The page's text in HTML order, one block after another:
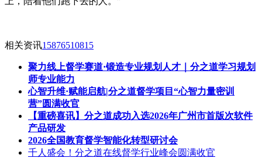
相关资讯15876510815
聚力线上督学赛道·锻造专业规划人才｜分之道学习规划
师专业能力
心智升维·赋能启航|分之道督学项目“心智力量密训
营”圆满收官
【重磅喜讯】分之道成功入选2026年广州市首版次软件
产品研发
2026全国教育督学智能化转型研讨会
千人盛会！分之道在线督学行业峰会圆满收官